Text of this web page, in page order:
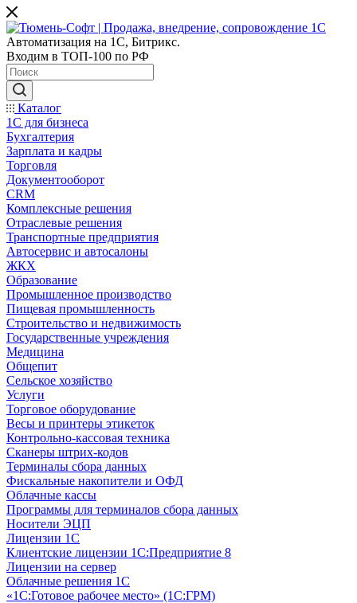
Автоматизация на 1С, Битрикс.
Входим в ТОП-100 по РФ
Каталог
1С для бизнеса
Бухгалтерия
Зарплата и кадры
Торговля
Документооборот
CRM
Комплексные решения
Отраслевые решения
Транспортные предприятия
Автосервис и автосалоны
ЖКХ
Образование
Промышленное производство
Пищевая промышленность
Строительство и недвижимость
Государственные учреждения
Медицина
Общепит
Сельское хозяйство
Услуги
Торговое оборудование
Весы и принтеры этикеток
Контрольно-кассовая техника
Сканеры штрих-кодов
Терминалы сбора данных
Фискальные накопители и ОФД
Облачные кассы
Программы для терминалов сбора данных
Носители ЭЦП
Лицензии 1С
Клиентские лицензии 1С:Предприятие 8
Лицензии на сервер
Облачные решения 1С
«1C:Готовое рабочее место» (1С:ГРМ)